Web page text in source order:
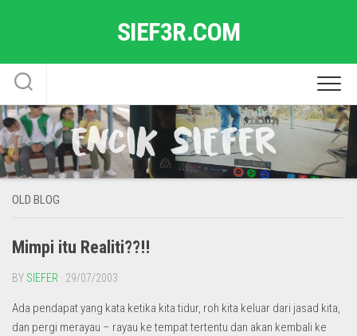
SIEF3R.COM
OLD BLOG
Mimpi itu Realiti??!!
BY SIEFER · 29/07/2003
Ada pendapat yang kata ketika kita tidur, roh kita keluar dari jasad kita,
dan pergi merayau – rayau ke tempat tertentu dan akan kembali ke